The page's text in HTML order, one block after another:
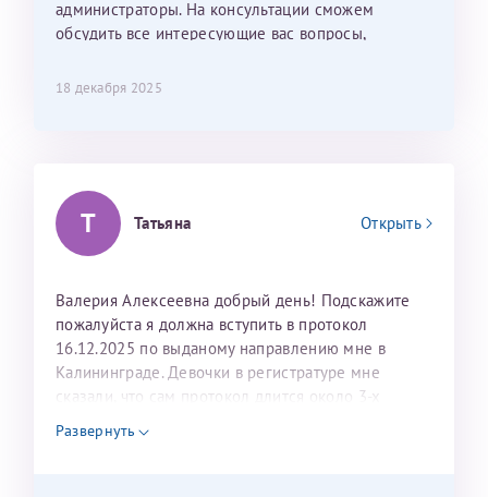
лёгкое и простое. Вообще в данной клинике весь
персонал очень вежливый и чуткий, прям приятно
Рафаильевичу, нашему волшебнику, без каких либо
Темирбулатов Ринат Рафаилевич
Репродуктологи
администраторы. На консультации сможем
обсудить все интересующие вас вопросы,
18 декабря 2025
Т Татьяна Открыть
Валерия Алексеевна добрый день! Подскажите
пожалуйста я должна вступить в протокол
16.12.2025 по выданому направлению мне в
Калининграде. Девочки в регистратуре мне
сказали, что сам протокол длится около 3-х
недель и 3 недели я должна находится в Питере.
Можно мне новый год провести в Калининграде и
Развернуть